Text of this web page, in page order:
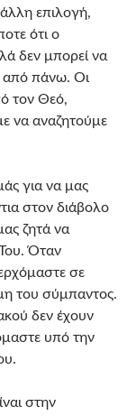
επιλογή,
ότι ο
δεν μπορεί να
από πάνω. Οι
τον Θεό,
να αναζητούμε
για να μας
στον διάβολο
ζητά να
Του. Όταν
σε
του σύμπαντος.
δεν έχουν
υπό την
στην